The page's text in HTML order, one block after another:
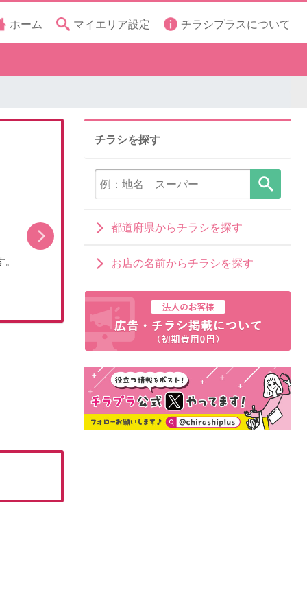
ホーム マイエリア設定 チラシプラスについて
担当者イチ押し!8月の目玉品!
チラシを探す
都道府県からチラシを探す
お店の名前からチラシを探す